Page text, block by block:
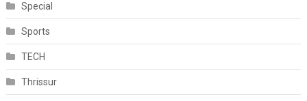
Special
Sports
TECH
Thrissur